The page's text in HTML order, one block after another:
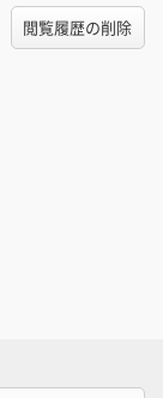
閲覧履歴の削除